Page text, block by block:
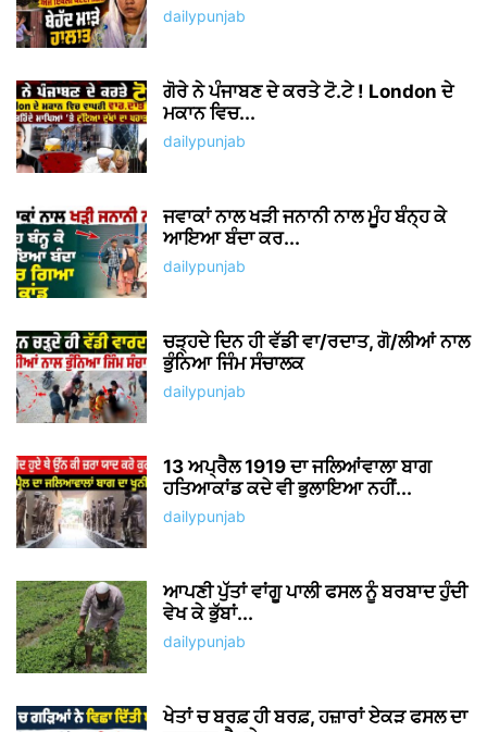
dailypunjab
ਗੋਰੇ ਨੇ ਪੰਜਾਬਣ ਦੇ ਕਰਤੇ ਟੋ.ਟੇ ! London ਦੇ
ਮਕਾਨ ਵਿਚ...
dailypunjab
ਜਵਾਕਾਂ ਨਾਲ ਖੜੀ ਜਨਾਨੀ ਨਾਲ ਮੂੰਹ ਬੰਨ੍ਹ ਕੇ
ਆਇਆ ਬੰਦਾ ਕਰ...
dailypunjab
ਚੜ੍ਹਦੇ ਦਿਨ ਹੀ ਵੱਡੀ ਵਾ/ਰਦਾਤ, ਗੋ/ਲੀਆਂ ਨਾਲ
ਭੁੰਨਿਆ ਜਿੰਮ ਸੰਚਾਲਕ
dailypunjab
13 ਅਪ੍ਰੈਲ 1919 ਦਾ ਜਲਿਆਂਵਾਲਾ ਬਾਗ
ਹਤਿਆਕਾਂਡ ਕਦੇ ਵੀ ਭੁਲਾਇਆ ਨਹੀਂ...
dailypunjab
ਆਪਣੀ ਪੁੱਤਾਂ ਵਾਂਗੂ ਪਾਲੀ ਫਸਲ ਨੂੰ ਬਰਬਾਦ ਹੁੰਦੀ
ਵੇਖ ਕੇ ਭੁੱਬਾਂ...
dailypunjab
ਖੇਤਾਂ ਚ ਬਰਫ਼ ਹੀ ਬਰਫ਼, ਹਜ਼ਾਰਾਂ ਏਕੜ ਫਸਲ ਦਾ